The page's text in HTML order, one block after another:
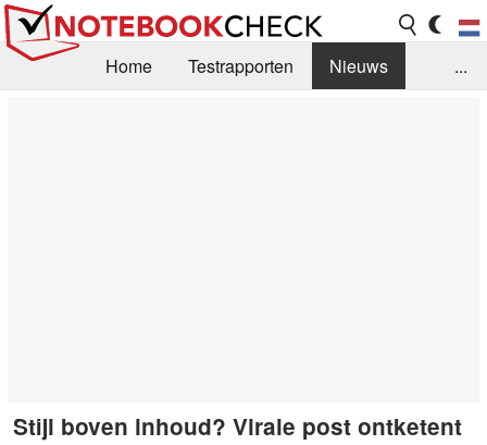
Home Testrapporten
Nieuws
...
Stijl boven inhoud? Virale post ontketent